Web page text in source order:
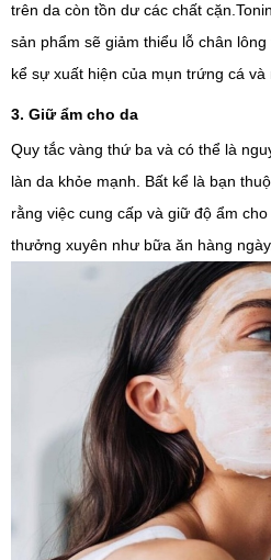
trên da còn tồn dư các chất
sản phẩm sẽ giảm thiểu lỗ chân
kể sự xuất hiện của mụn trứng cá và
3. Giữ ẩm cho da
Quy tắc vàng thứ ba và có thể là
làn da khỏe mạnh. Bất kể là bạn
rằng việc cung cấp và giữ độ ẩm
thưởng xuyên như bữa ăn hàng